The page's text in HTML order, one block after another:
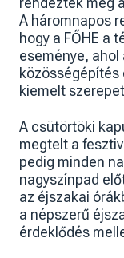
A háromnapos
hogy a FŐHE a
eseménye,
közösségépítés
kiemelt
A csütörtöki
megtelt a
pedig minden
nagyszínpad
az éjszakai
a népszerű
érdeklődés